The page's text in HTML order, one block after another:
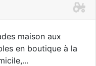
maison aux
en boutique à la